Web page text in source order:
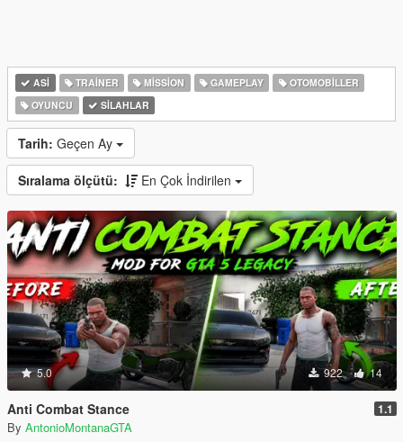
ASI TRAINER MISSION GAMEPLAY
OTOMOBILLER
OYUNCU
SILAHLAR
Tarih: Geçen Ay
Sıralama ölçütü: En Çok İndirilen
5.0 922 14
Anti Combat Stance 1.1
By AntonioMontanaGTA